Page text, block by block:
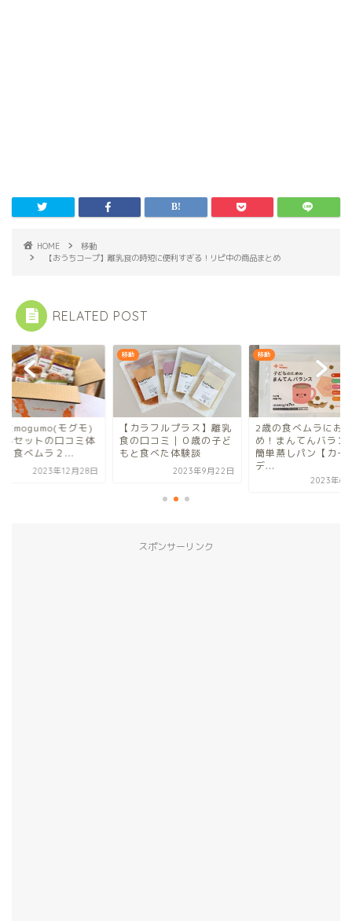
HOME
移動
【おうちコープ】離乳食の時短に便利すぎる！リピ中の商品まとめ
RELATED POST
ラフルプラス】離乳
口コミ｜０歳の子ど
食べた体験談
2023年9月22日
移動
2歳の食べムラにおすす
め！まんてんバランスで
簡単蒸しパン【カイン
移動
幼児食mogumo(モ
お試しセットの口コ
験談｜食べムラ２...
スポンサーリンク